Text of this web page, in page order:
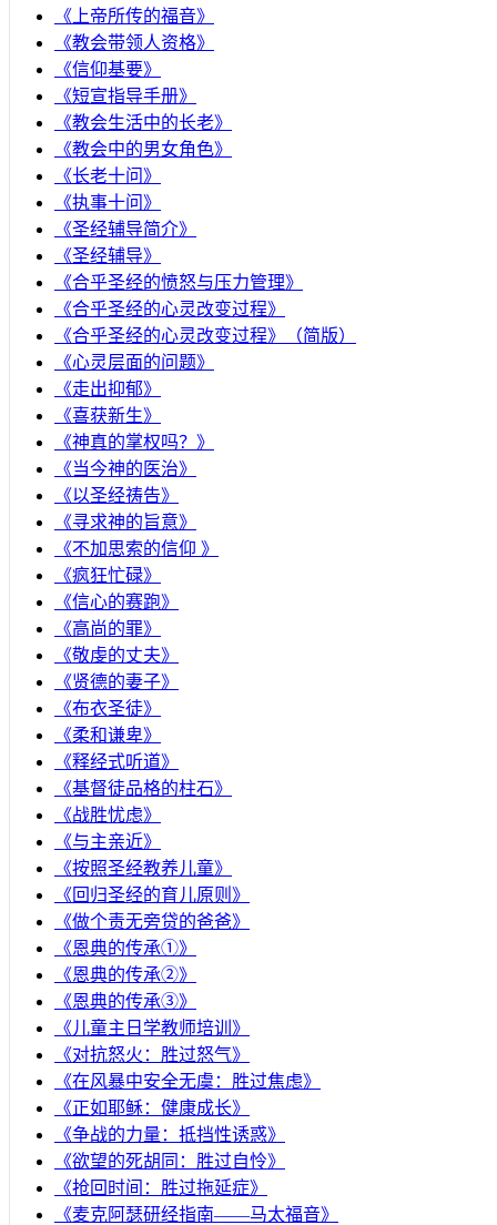
《上帝所传的福音》
《教会带领人资格》
《信仰基要》
《短宣指导手册》
《教会生活中的长老》
《教会中的男女角色》
《长老十问》
《执事十问》
《圣经辅导简介》
《圣经辅导》
​《合乎圣经的愤怒与压力管理》
《合乎圣经的心灵改变过程》
《合乎圣经的心灵改变过程》（简版）
《心灵层面的问题》
《走出抑郁》
《喜获新生》
《神真的掌权吗？》
《当今神的医治》
《以圣经祷告》
《寻求神的旨意》
《不加思索的信仰 》
《疯狂忙碌》
《信心的赛跑》
《高尚的罪》
《敬虔的丈夫》
《贤德的妻子》
《布衣圣徒》
《柔和谦卑》
《释经式听道》
《基督徒品格的柱石》
《战胜忧虑》
《与主亲近》
《按照圣经教养儿童》
《回归圣经的育儿原则》
《做个责无旁贷的爸爸》
《恩典的传承①》
《恩典的传承②》
《恩典的传承③》
《儿童主日学教师培训》
《对抗怒火：胜过怒气》
《在风暴中安全无虞：胜过焦虑》
《正如耶稣：健康成长》
《争战的力量：抵挡性诱惑》
《欲望的死胡同：胜过自怜》
《抢回时间：胜过拖延症》
《麦克阿瑟研经指南——马太福音》